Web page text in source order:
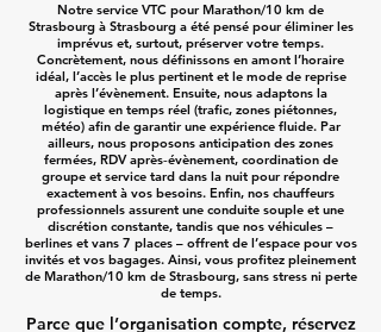
Notre service VTC pour Marathon/10 km de
Strasbourg à Strasbourg a été pensé pour éliminer les
imprévus et, surtout, préserver votre temps.
Concrètement, nous définissons en amont l’horaire
idéal, l’accès le plus pertinent et le mode de reprise
après l’évènement. Ensuite, nous adaptons la
logistique en temps réel (trafic, zones piétonnes,
météo) afin de garantir une expérience fluide. Par
ailleurs, nous proposons anticipation des zones
fermées, RDV après‑évènement, coordination de
groupe et service tard dans la nuit pour répondre
exactement à vos besoins. Enfin, nos chauffeurs
professionnels assurent une conduite souple et une
discrétion constante, tandis que nos véhicules –
berlines et vans 7 places – offrent de l’espace pour vos
invités et vos bagages. Ainsi, vous profitez pleinement
de Marathon/10 km de Strasbourg, sans stress ni perte
de temps.
Parce que l’organisation compte, réservez